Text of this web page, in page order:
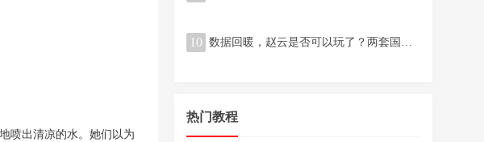
喷出清凉的水。她们以为
10 数据回暖，赵云是否可以玩了？两套国服出装分享
热门教程